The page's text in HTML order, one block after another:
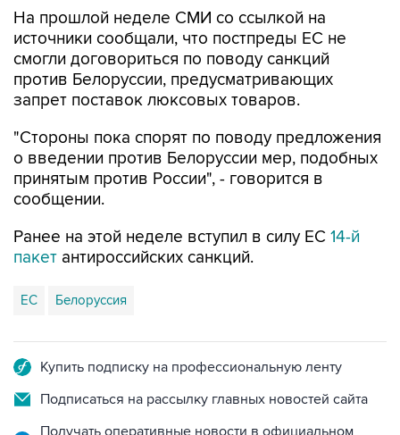
На прошлой неделе СМИ со ссылкой на
источники сообщали, что постпреды ЕС не
смогли договориться по поводу санкций
против Белоруссии, предусматривающих
запрет поставок люксовых товаров.
"Стороны пока спорят по поводу предложения
о введении против Белоруссии мер, подобных
принятым против России", - говорится в
сообщении.
Ранее на этой неделе вступил в силу ЕС 14-й
пакет антироссийских санкций.
ЕС Белоруссия
Купить подписку на профессиональную ленту
Подписаться на рассылку главных новостей сайта
Получать оперативные новости в официальном